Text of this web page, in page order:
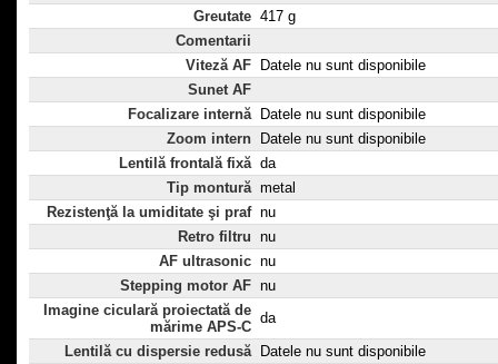
Greutate 417 g
Comentarii
Viteză AF
Datele nu sunt disponibile
Sunet AF
Focalizare internă
Datele nu sunt disponibile
Zoom intern
Datele nu sunt disponibile
Lentilă frontală fixă da
Tip montură metal
Rezistenţă la umiditate şi praf nu
Retro filtru nu
AF ultrasonic nu
Stepping motor AF nu
Imagine ciculară proiectată de
mărime APS-C
da
Lentilă cu dispersie redusă
Datele nu sunt disponibile